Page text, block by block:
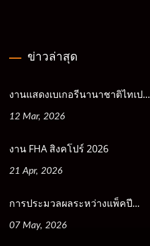
ข่าวล่าสุด
งานแสดงเบเกอรีนานาชาติไทเป...
12 Mar, 2026
งาน FHA สิงคโปร์ 2026
21 Apr, 2026
การประมวลผลระหว่างแพ็คปี...
07 May, 2026